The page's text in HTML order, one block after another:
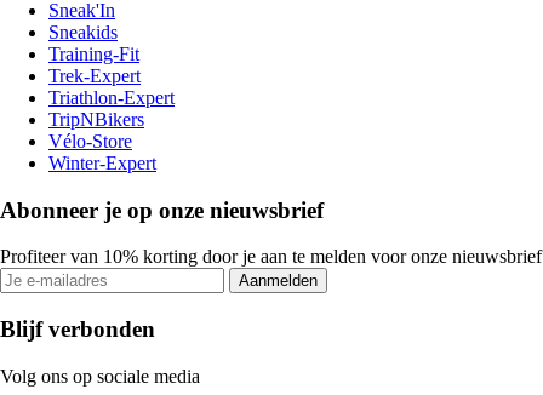
Sneak'In
Sneakids
Training-Fit
Trek-Expert
Triathlon-Expert
TripNBikers
Vélo-Store
Winter-Expert
Abonneer je op onze nieuwsbrief
Profiteer van 10% korting door je aan te melden voor onze nieuwsbrief
Aanmelden
Blijf verbonden
Volg ons op sociale media